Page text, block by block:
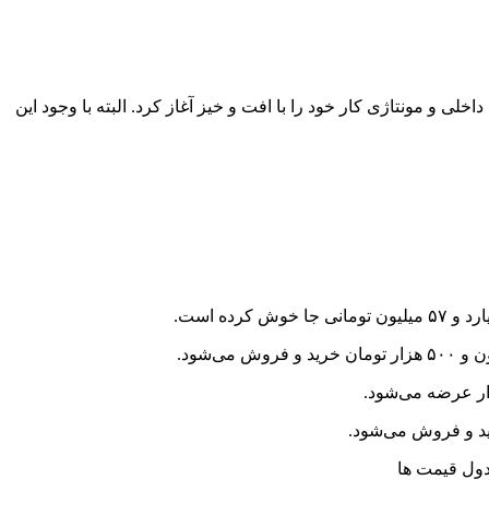
ندارد. طوری که اغلب محصولات داخلی و مونتاژی کار خود را با افت و خیز آغاز کرد. البته با وجود این